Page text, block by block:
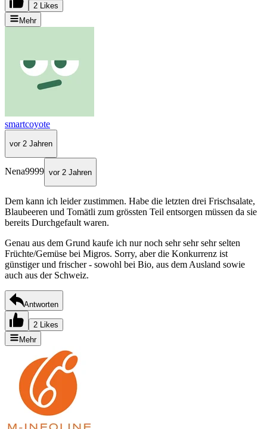
2 Likes
Mehr
smartcoyote
vor 2 Jahren
Nena9999 vor 2 Jahren
Dem kann ich leider zustimmen. Habe die letzten drei Frischsalate,
Blaubeeren und Tomätli zum grössten Teil entsorgen müssen da sie
bereits Durchgefault waren.
Genau aus dem Grund kaufe ich nur noch sehr sehr sehr selten
Früchte/Gemüse bei Migros. Sorry, aber die Konkurrenz ist
günstiger und frischer - sowohl bei Bio, aus dem Ausland sowie
auch aus der Schweiz.
Antworten
2 Likes
Mehr